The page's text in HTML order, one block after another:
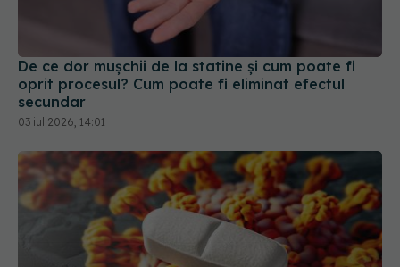
De ce dor mușchii de la statine și cum poate fi
oprit procesul? Cum poate fi eliminat efectul
secundar
03 iul 2026, 14:01